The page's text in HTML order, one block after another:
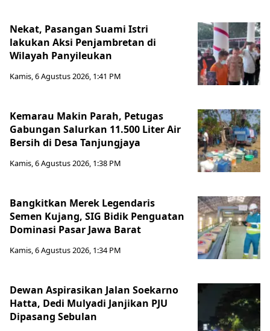
Nekat, Pasangan Suami Istri
lakukan Aksi Penjambretan di
Wilayah Panyileukan
Kamis, 6 Agustus 2026, 1:41 PM
Kemarau Makin Parah, Petugas
Gabungan Salurkan 11.500 Liter Air
Bersih di Desa Tanjungjaya
Kamis, 6 Agustus 2026, 1:38 PM
Bangkitkan Merek Legendaris
Semen Kujang, SIG Bidik Penguatan
Dominasi Pasar Jawa Barat
Kamis, 6 Agustus 2026, 1:34 PM
Dewan Aspirasikan Jalan Soekarno
Hatta, Dedi Mulyadi Janjikan PJU
Dipasang Sebulan